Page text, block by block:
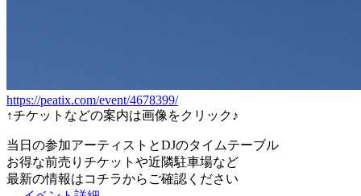
https://peatix.com/event/4678399/
↑チケットなどの案内は画像をクリック♪
当日の参加アーティストとDJのタイムテーブル
お得な前売りチケットや近隣駐車場など
最新の情報はコチラからご確認ください